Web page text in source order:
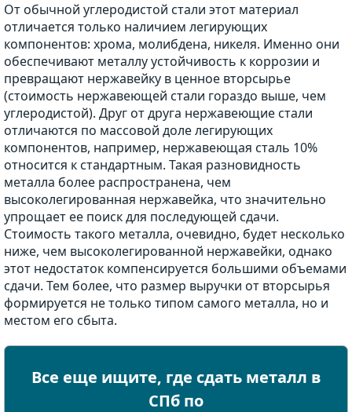
От обычной углеродистой стали этот материал
отличается только наличием легирующих
компонентов: хрома, молибдена, никеля. Именно они
обеспечивают металлу устойчивость к коррозии и
превращают нержавейку в ценное вторсырье
(стоимость нержавеющей стали гораздо выше, чем
углеродистой). Друг от друга нержавеющие стали
отличаются по массовой доле легирующих
компонентов, например, нержавеющая сталь 10%
относится к стандартным. Такая разновидность
металла более распространена, чем
высоколегированная нержавейка, что значительно
упрощает ее поиск для последующей сдачи.
Стоимость такого металла, очевидно, будет несколько
ниже, чем высоколегированной нержавейки, однако
этот недостаток компенсируется большими объемами
сдачи. Тем более, что размер выручки от вторсырья
формируется не только типом самого металла, но и
местом его сбыта.
Все еще ищите, где сдать металл в
СПб по